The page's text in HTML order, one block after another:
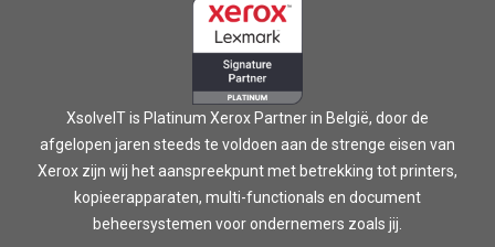
XsolveIT is Platinum Xerox Partner in België, door de
afgelopen jaren steeds te voldoen aan de strenge eisen van
Xerox zijn wij het aanspreekpunt met betrekking tot printers,
kopieerapparaten, multi-functionals en document
beheersystemen voor ondernemers zoals jij.